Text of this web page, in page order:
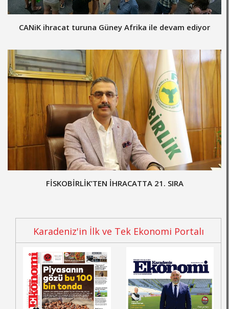
CANiK ihracat turuna Güney Afrika ile devam ediyor
FİSKOBİRLİK’TEN İHRACATTA 21. SIRA
Karadeniz'in İlk ve Tek Ekonomi Portalı